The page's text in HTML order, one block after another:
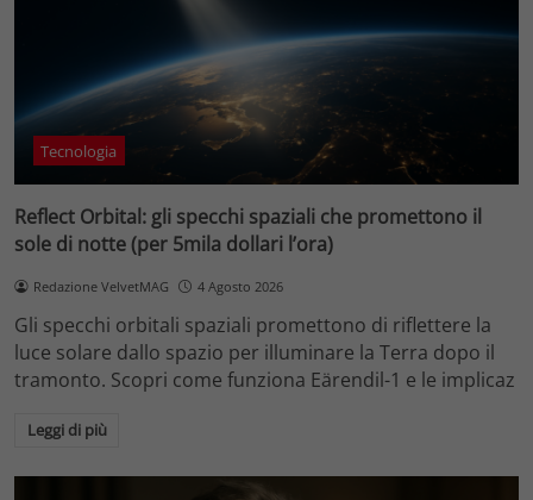
Tecnologia
Reflect Orbital: gli specchi spaziali che promettono il
sole di notte (per 5mila dollari l’ora)
Redazione VelvetMAG 4 Agosto 2026
Gli specchi orbitali spaziali promettono di riflettere la
luce solare dallo spazio per illuminare la Terra dopo il
tramonto. Scopri come funziona Eärendil-1 e le implicaz
Leggi di più